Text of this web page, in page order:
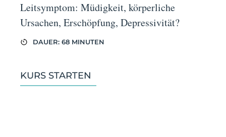
Leitsymptom: Müdigkeit, körperliche
Ursachen, Erschöpfung, Depressivität?
DAUER: 68 MINUTEN
KURS STARTEN